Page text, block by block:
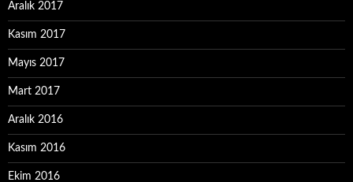
Aralık 2017
Kasım 2017
Mayıs 2017
Mart 2017
Aralık 2016
Kasım 2016
Ekim 2016